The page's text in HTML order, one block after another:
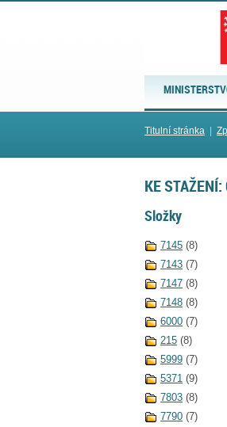
Titulní stránka
KE
Složky
7145 (8)
7143 (7)
7147 (8)
7148 (8)
6000 (7)
215 (8)
5999 (7)
5371 (9)
7803 (8)
7790 (7)